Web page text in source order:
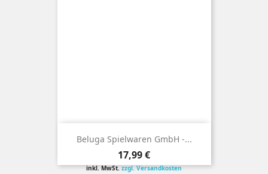
Beluga Spielwaren GmbH -...
Preis
17,99 €
inkl. MwSt.zzgl. Versandkosten